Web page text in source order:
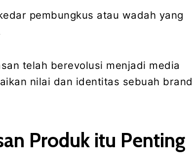
pembungkus atau wadah yang
telah berevolusi menjadi media
nilai dan identitas sebuah brand
Produk itu Penting